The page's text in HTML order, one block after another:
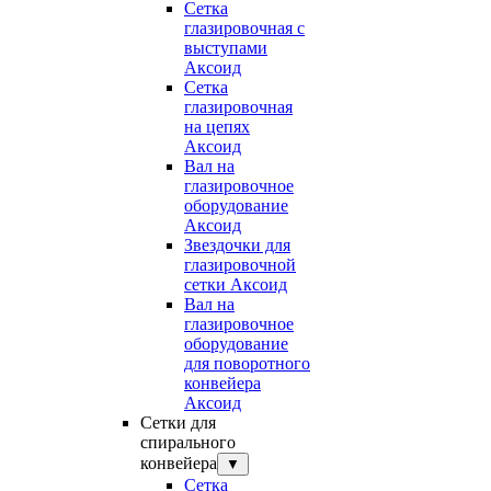
Сетка
глазировочная с
выступами
Аксоид
Сетка
глазировочная
на цепях
Аксоид
Вал на
глазировочное
оборудование
Аксоид
Звездочки для
глазировочной
сетки Аксоид
Вал на
глазировочное
оборудование
для поворотного
конвейера
Аксоид
Сетки для
спирального
конвейера
▼
Сетка